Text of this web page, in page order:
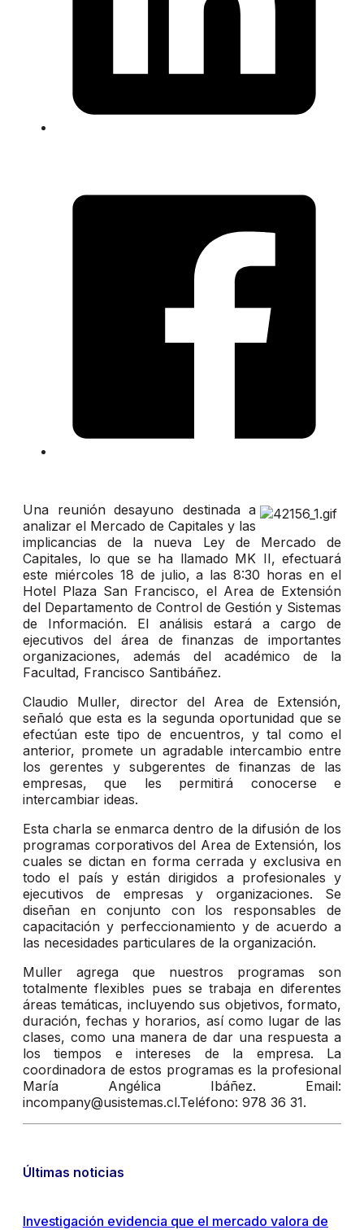
Una reunión desayuno destinada a
analizar el Mercado de Capitales y las
implicancias de la nueva Ley de Mercado de
Capitales, lo que se ha llamado MK II, efectuará
este miércoles 18 de julio, a las 8:30 horas en el
Hotel Plaza San Francisco, el Area de Extensión
del Departamento de Control de Gestión y Sistemas
de Información. El análisis estará a cargo de
ejecutivos del área de finanzas de importantes
organizaciones, además del académico de la
Facultad, Francisco Santibáñez.
Claudio Muller, director del Area de Extensión,
señaló que esta es la segunda oportunidad que se
efectúan este tipo de encuentros, y tal como el
anterior, promete un agradable intercambio entre
los gerentes y subgerentes de finanzas de las
empresas, que les permitirá conocerse e
intercambiar ideas.
Esta charla se enmarca dentro de la difusión de los
programas corporativos del Area de Extensión, los
cuales se dictan en forma cerrada y exclusiva en
todo el país y están dirigidos a profesionales y
ejecutivos de empresas y organizaciones. Se
diseñan en conjunto con los responsables de
capacitación y perfeccionamiento y de acuerdo a
las necesidades particulares de la organización.
Muller agrega que nuestros programas son
totalmente flexibles pues se trabaja en diferentes
áreas temáticas, incluyendo sus objetivos, formato,
duración, fechas y horarios, así como lugar de las
clases, como una manera de dar una respuesta a
los tiempos e intereses de la empresa. La
coordinadora de estos programas es la profesional
María Angélica Ibáñez. Email:
incompany@usistemas.cl.Teléfono: 978 36 31.
Últimas noticias
Investigación evidencia que el mercado valora de